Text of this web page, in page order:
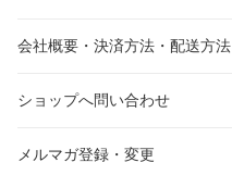
会社概要・決済方法・配送方法
ショップへ問い合わせ
メルマガ登録・変更